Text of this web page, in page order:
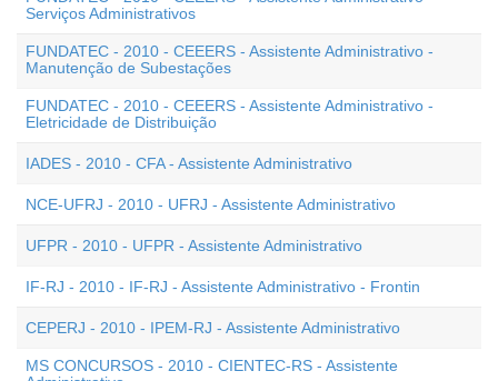
Serviços Administrativos
FUNDATEC - 2010 - CEEERS - Assistente Administrativo -
Manutenção de Subestações
FUNDATEC - 2010 - CEEERS - Assistente Administrativo -
Eletricidade de Distribuição
IADES - 2010 - CFA - Assistente Administrativo
NCE-UFRJ - 2010 - UFRJ - Assistente Administrativo
UFPR - 2010 - UFPR - Assistente Administrativo
IF-RJ - 2010 - IF-RJ - Assistente Administrativo - Frontin
CEPERJ - 2010 - IPEM-RJ - Assistente Administrativo
MS CONCURSOS - 2010 - CIENTEC-RS - Assistente